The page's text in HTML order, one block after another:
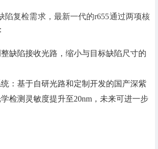
陷复检需求，最新一代的r655通过两项核
缺陷接收光路，缩小与目标缺陷尺寸的
：基于自研光路和定制开发的国产深紫
检测灵敏度提升至20nm，未来可进一步